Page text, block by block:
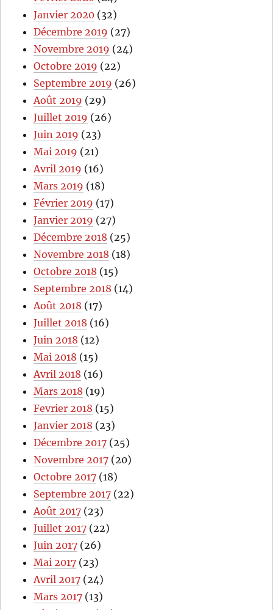
Janvier 2020 (32)
Décembre 2019 (27)
Novembre 2019 (24)
Octobre 2019 (22)
Septembre 2019 (26)
Août 2019 (29)
Juillet 2019 (26)
Juin 2019 (23)
Mai 2019 (21)
Avril 2019 (16)
Mars 2019 (18)
Février 2019 (17)
Janvier 2019 (27)
Décembre 2018 (25)
Novembre 2018 (18)
Octobre 2018 (15)
Septembre 2018 (14)
Août 2018 (17)
Juillet 2018 (16)
Juin 2018 (12)
Mai 2018 (15)
Avril 2018 (16)
Mars 2018 (19)
Fevrier 2018 (15)
Janvier 2018 (23)
Décembre 2017 (25)
Novembre 2017 (20)
Octobre 2017 (18)
Septembre 2017 (22)
Août 2017 (23)
Juillet 2017 (22)
Juin 2017 (26)
Mai 2017 (23)
Avril 2017 (24)
Mars 2017 (13)